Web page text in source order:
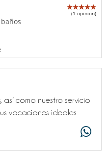
(1 opinion)
así como nuestro servicio
vacaciones ideales